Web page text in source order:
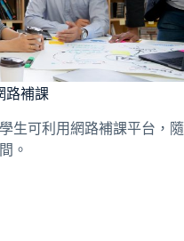
路補課
生可利用網路補課平台，隨
。